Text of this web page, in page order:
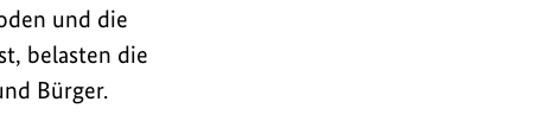
und die
belasten die
Bürger.